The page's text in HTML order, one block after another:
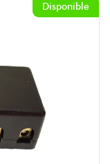
Disponible